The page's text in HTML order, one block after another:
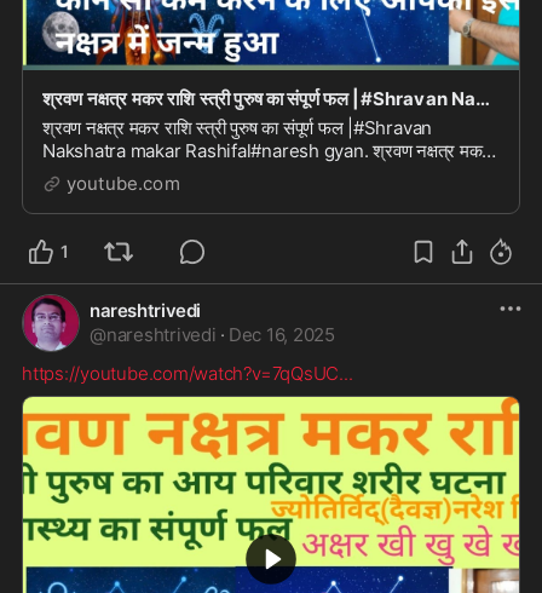
श्रवण नक्षत्र मकर राशि स्त्री पुरुष का संपूर्ण फल |#Shravan Nakshatra makar Rashi fal#naresh gy
श्रवण नक्षत्र मकर राशि स्त्री पुरुष का संपूर्ण फल |#Shravan
Nakshatra makar Rashifal#naresh gyan. श्रवण नक्षत्र मकर
राशि स्त्री पुरुष का संपूर्ण फल।#Shravan ...
youtube.com
1
nareshtrivedi
@nareshtrivedi · Dec 16, 2025
https://youtube.com/watch?v=7qQsUC...